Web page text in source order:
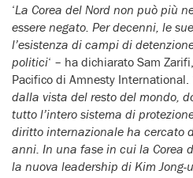
‘La Corea del Nord non può più
essere negato. Per decenni, le
l’esistenza di campi di
politici‘ – ha dichiarato Sam
Pacifico di Amnesty International.
dalla vista del resto del mondo,
tutto l’intero sistema di
diritto internazionale ha cercato
anni. In una fase in cui la Corea
la nuova leadership di Kim Jong-